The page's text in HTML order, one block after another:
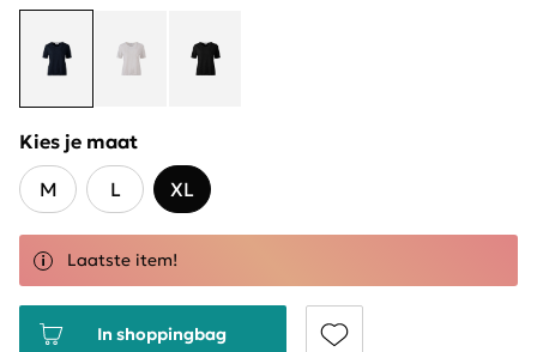
Kies je maat
M
L XL
Laatste item!
In shoppingbag